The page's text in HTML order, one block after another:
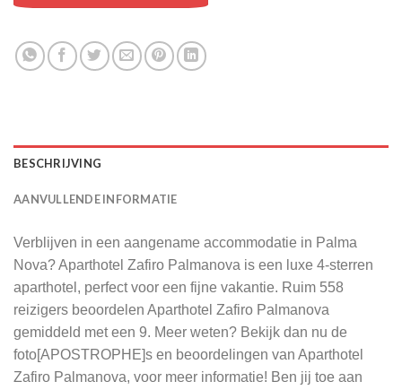
BESCHRIJVING
AANVULLENDE INFORMATIE
Verblijven in een aangename accommodatie in Palma
Nova? Aparthotel Zafiro Palmanova is een luxe 4-sterren
aparthotel, perfect voor een fijne vakantie. Ruim 558
reizigers beoordelen Aparthotel Zafiro Palmanova
gemiddeld met een 9. Meer weten? Bekijk dan nu de
foto[APOSTROPHE]s en beoordelingen van Aparthotel
Zafiro Palmanova, voor meer informatie! Ben jij toe aan